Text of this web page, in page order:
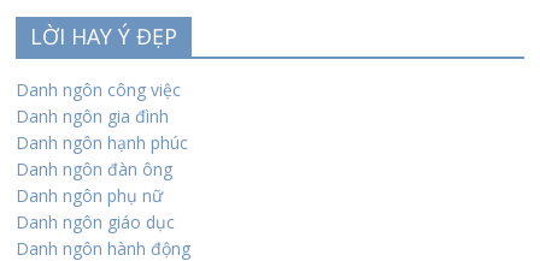
LỜI HAY Ý ĐẸP
Danh ngôn công việc
Danh ngôn gia đình
Danh ngôn hạnh phúc
Danh ngôn đàn ông
Danh ngôn phụ nữ
Danh ngôn giáo dục
Danh ngôn hành động